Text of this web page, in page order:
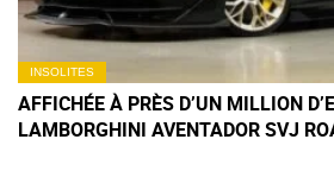
INSOLITES
AFFICHÉE À PRÈS D’UN MILLION
LAMBORGHINI AVENTADOR SVJ